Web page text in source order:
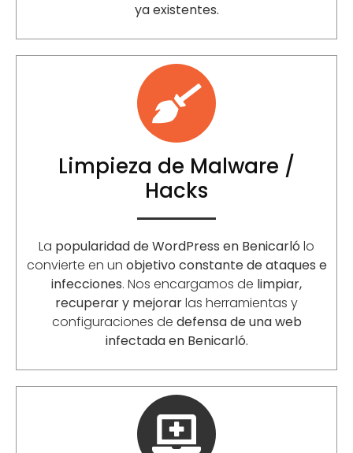
ya existentes.
Limpieza de Malware /
Hacks
La popularidad de WordPress en Benicarló lo
convierte en un objetivo constante de ataques e
infecciones. Nos encargamos de limpiar,
recuperar y mejorarlas herramientas y
configuraciones de defensa de una web
infectada en Benicarló.